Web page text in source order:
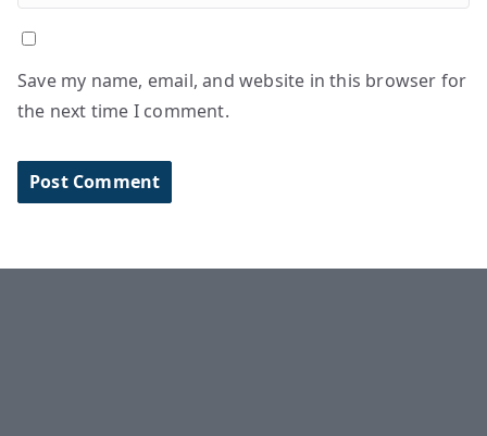
Save my name, email, and website in this browser for
the next time I comment.